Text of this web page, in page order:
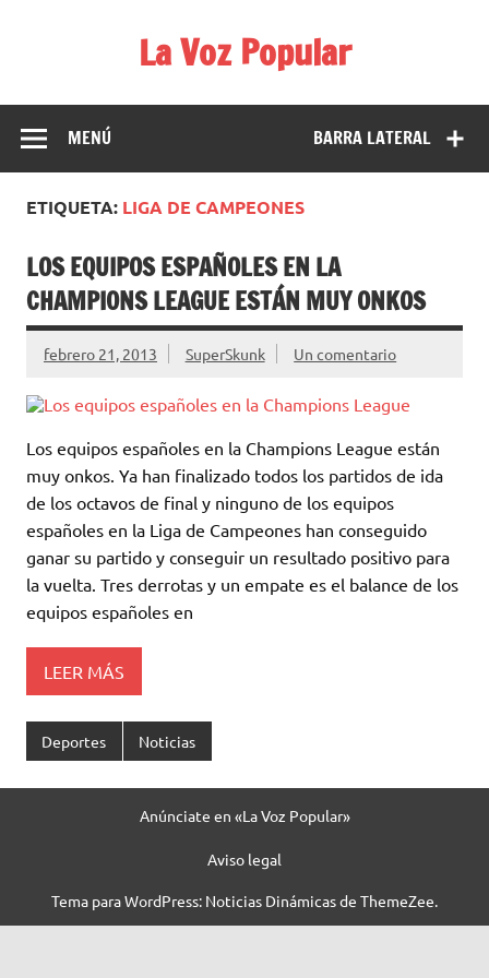
La Voz Popular
para reírse de las verdaderas.
BARRA LATERAL
MENÚ
ETIQUETA: LIGA DE CAMPEONES
LOS EQUIPOS ESPAÑOLES EN LA
CHAMPIONS LEAGUE ESTÁN MUY ONKOS
febrero 21, 2013 SuperSkunk Un comentario
Los equipos españoles en la Champions League están
muy onkos. Ya han finalizado todos los partidos de ida
de los octavos de final y ninguno de los equipos
españoles en la Liga de Campeones han conseguido
ganar su partido y conseguir un resultado positivo para
la vuelta. Tres derrotas y un empate es el balance de los
equipos españoles en
LEER MÁS
Deportes Noticias
Anúnciate en «La Voz Popular»
Aviso legal
Tema para WordPress: Noticias Dinámicas de ThemeZee.